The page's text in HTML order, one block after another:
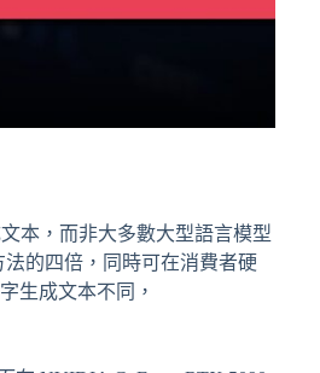
本，而非大多數大型語言模型
的四倍，同時可在消費者硬
生成文本不同，